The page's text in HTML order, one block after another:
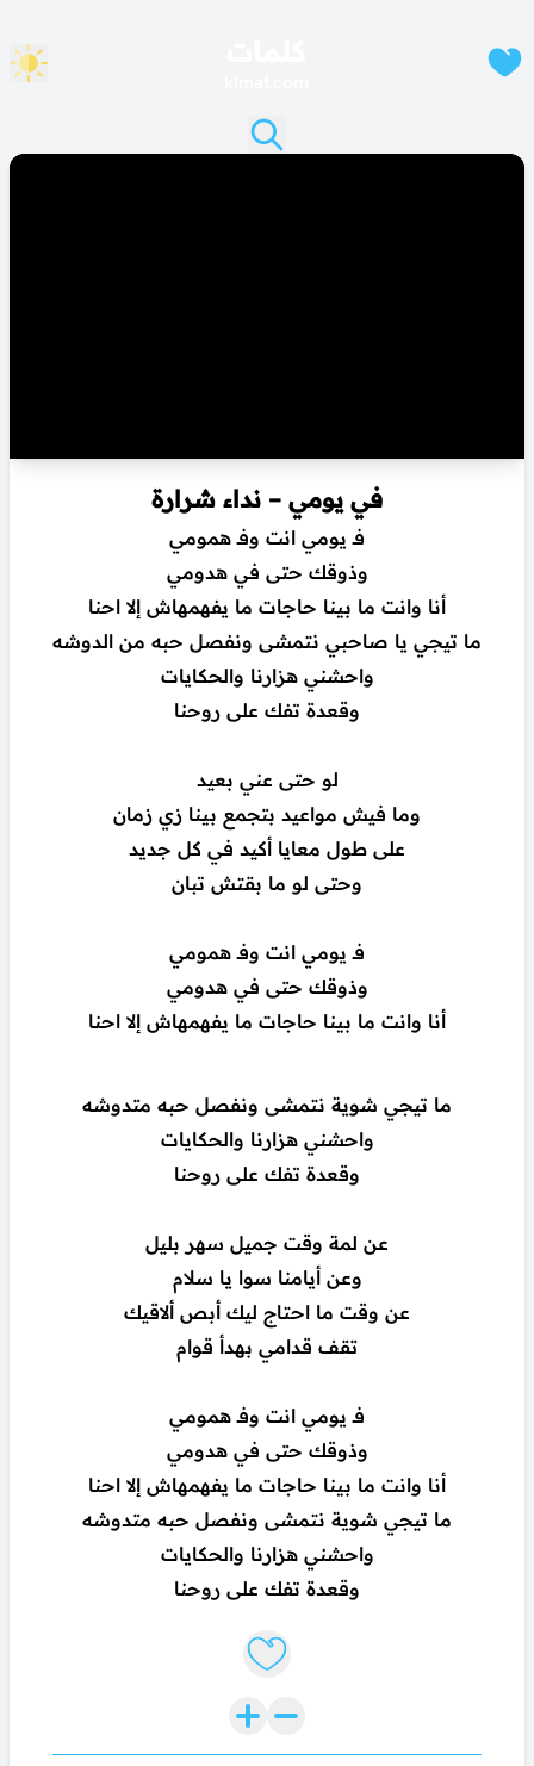
في يومي – نداء شرارة
فـ يومي انت وفـ همومي
وذوقك حتى في هدومي
أنا وانت ما بينا حاجات ما يفهمهاش إلا احنا
ما تيجي يا صاحبي نتمشى ونفصل حبه من الدوشه
واحشني هزارنا والحكايات
وقعدة تفك على روحنا
لو حتى عني بعيد
وما فيش مواعيد بتجمع بينا زي زمان
على طول معايا أكيد في كل جديد
وحتى لو ما بقتش تبان
فـ يومي انت وفـ همومي
وذوقك حتى في هدومي
أنا وانت ما بينا حاجات ما يفهمهاش إلا احنا
ما تيجي شوية نتمشى ونفصل حبه متدوشه
واحشني هزارنا والحكايات
وقعدة تفك على روحنا
عن لمة وقت جميل سهر بليل
وعن أيامنا سوا يا سلام
عن وقت ما احتاج ليك أبص ألاقيك
تقف قدامي بهدأ قوام
فـ يومي انت وفـ همومي
وذوقك حتى في هدومي
أنا وانت ما بينا حاجات ما يفهمهاش إلا احنا
ما تيجي شوية نتمشى ونفصل حبه متدوشه
واحشني هزارنا والحكايات
وقعدة تفك على روحنا
Like lyrics